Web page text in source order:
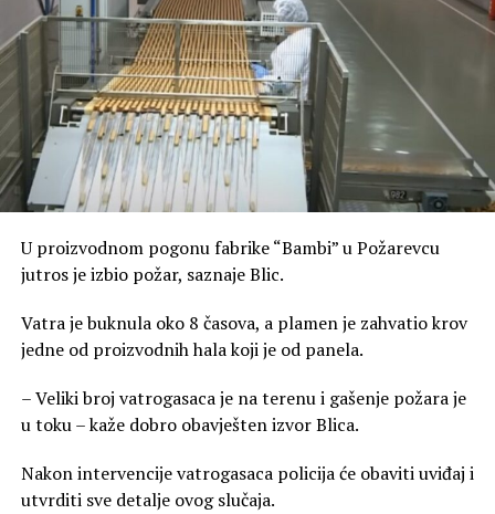
U proizvodnom pogonu fabrike “Bambi” u Požarevcu
jutros je izbio požar, saznaje Blic.
Vatra je buknula oko 8 časova, a plamen je zahvatio krov
jedne od proizvodnih hala koji je od panela.
– Veliki broj vatrogasaca je na terenu i gašenje požara je
u toku – kaže dobro obavješten izvor Blica.
Nakon intervencije vatrogasaca policija će obaviti uviđaj i
utvrditi sve detalje ovog slučaja.